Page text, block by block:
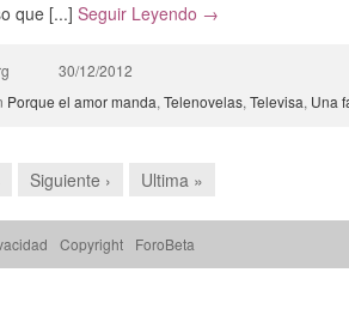
que [...]Seguir Leyendo →
30/12/2012
Porque el amor manda, Telenovelas, Televisa, Una
Siguiente › Ultima »
Copyright ForoBeta